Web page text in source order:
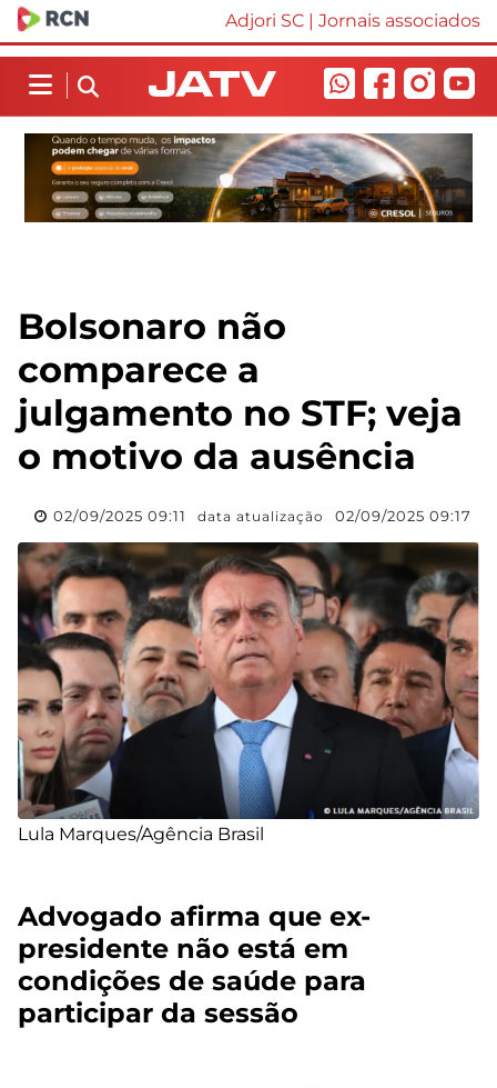
Adjori SC | Jornais associados
Bolsonaro não
comparece a
julgamento no STF; veja
o motivo da ausência
02/09/2025 09:11 data atualização 02/09/2025 09:17
Lula Marques/Agência Brasil
Advogado afirma que ex-
presidente não está em
condições de saúde para
participar da sessão